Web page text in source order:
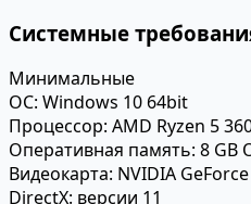
Системные
Минимальные
ОС: Windows 10 64bit
Процессор: AMD Ryzen 5
Оперативная память: 8 GB
Видеокарта: NVIDIA
DirectX: версии 11